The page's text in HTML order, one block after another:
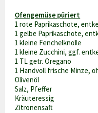
Ofengemüse püriert
1 rote Paprikaschote,
1 gelbe Paprikaschote,
1 kleine Fenchelknolle
1 kleine Zucchini, ggf.
1 TL getr. Oregano
1 Handvoll frische Minze,
Olivenöl
Salz, Pfeffer
Kräuteressig
Zitronensaft